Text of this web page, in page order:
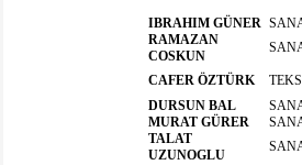
IBRAHIM GÜNER
RAMAZAN
COSKUN
CAFER ÖZTÜRK
DURSUN BAL
MURAT GÜRER
TALAT
UZUNOGLU